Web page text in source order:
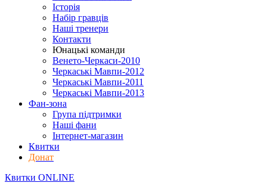
Історія
Набір гравців
Наші тренери
Контакти
Юнацькі команди
Венето-Черкаси-2010
Черкаські Мавпи-2012
Черкаські Мавпи-2011
Черкаські Мавпи-2013
Фан-зона
Група підтримки
Наші фани
Інтернет-магазин
Квитки
Донат
Квитки ONLINE